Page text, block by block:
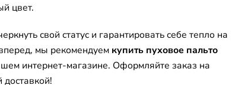
цвет.
свой статус и гарантировать себе тепло на
мы рекомендуем купить пуховое пальто
интернет-магазине. Оформляйте заказ на
доставкой!